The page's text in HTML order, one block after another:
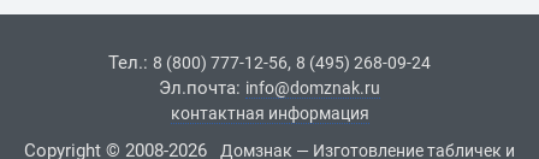
Тел.: 8 (800) 777-12-56, 8 (495) 268-09-24
Эл.почта: info@domznak.ru
контактная информация
Copyright © 2008-2026 Домзнак — Изготовление табличек и